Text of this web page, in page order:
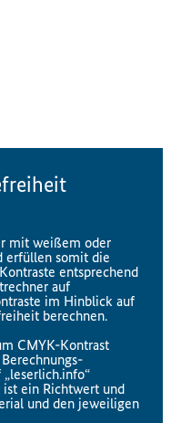
mit weißem oder
erfüllen somit die
entsprechend
auf
im Hinblick auf
berechnen.
CMYK-Kontrast
ein Richtwert und
und den jeweiligen